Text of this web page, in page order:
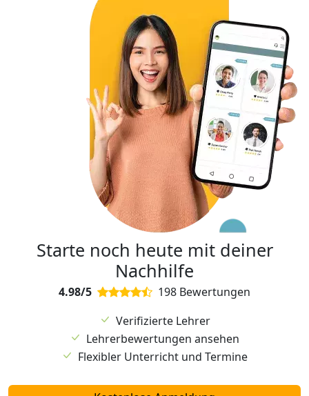
Starte noch heute mit deiner
Nachhilfe
4.98/5
198 Bewertungen
Verifizierte Lehrer
Lehrerbewertungen ansehen
Flexibler Unterricht und Termine